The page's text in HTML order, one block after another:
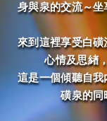
身與泉的交流～
來到這裡享受白
心情及思緖
這是一個傾聽自
磺泉的同